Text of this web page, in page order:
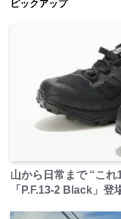
ピックアップ
山から日常まで “これ
「P.F.13-2 Black」登